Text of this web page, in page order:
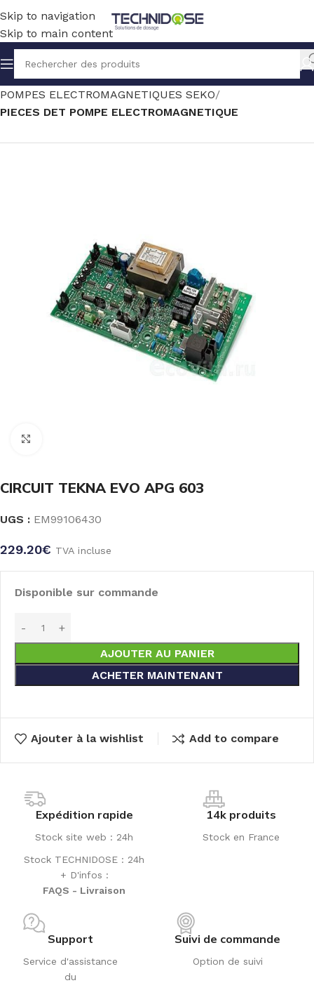
Skip to navigation
Skip to main content
Accueil TRAITEMENT EAU DOSAGE
POMPES ELECTROMAGNETIQUES SEKO
PIECES DET POMPE ELECTROMAGNETIQUE
CIRCUIT TEKNA EVO APG 603
UGS : EM99106430
229.20€ TVA incluse
Disponible sur commande
AJOUTER AU PANIER
ACHETER MAINTENANT
Ajouter à la wishlist Add to compare
Expédition rapide
Stock site web : 24h
Stock TECHNIDOSE : 24h
+ D'infos :
FAQS - Livraison
14k produits
Stock en France
Support
Service d'assistance
du
Suivi de commande
Option de suivi